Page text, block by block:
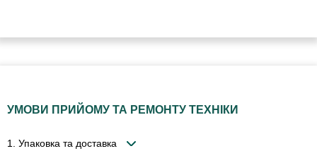
УМОВИ ПРИЙОМУ ТА РЕМОНТУ ТЕХНІКИ
1. Упаковка та доставка